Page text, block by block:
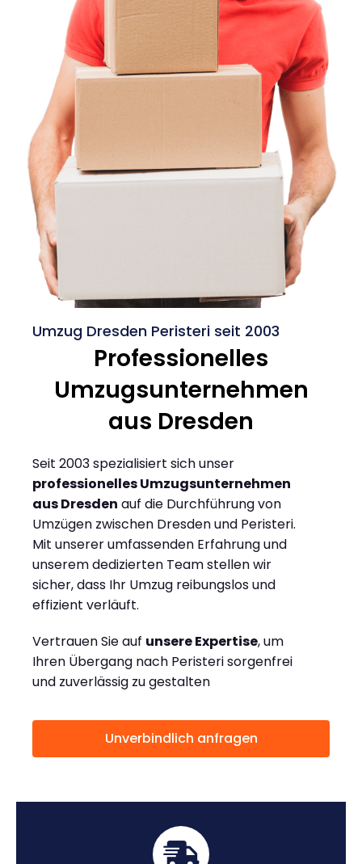
Umzug Dresden Peristeri seit 2003
Professionelles
Umzugsunternehmen
aus Dresden
Seit 2003 spezialisiert sich unser
professionelles Umzugsunternehmen
aus Dresden auf die Durchführung von
Umzügen zwischen Dresden und Peristeri.
Mit unserer umfassenden Erfahrung und
unserem dedizierten Team stellen wir
sicher, dass Ihr Umzug reibungslos und
effizient verläuft.
Vertrauen Sie auf unsere Expertise, um
Ihren Übergang nach Peristeri sorgenfrei
und zuverlässig zu gestalten
Unverbindlich anfragen